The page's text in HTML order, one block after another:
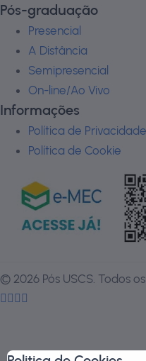
Pós-graduação
Presencial
A Distância
Semipresencial
On-line/Ao Vivo
Informações
Política de Privacidade
Política de Cookie
© 2026 Pós USCS. Todos